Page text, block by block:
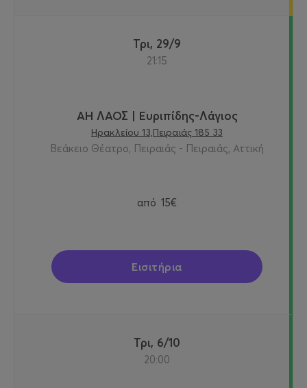
Τρι, 29/9
21:15
ΑΗ ΛΑΟΣ | Ευριπίδης-Λάγιος
Ηρακλείου 13,Πειραιάς 185 33
Βεάκειο Θέατρο, Πειραιάς - Πειραιάς, Αττική
από 15€
Εισιτήρια
Τρι, 6/10
20:00